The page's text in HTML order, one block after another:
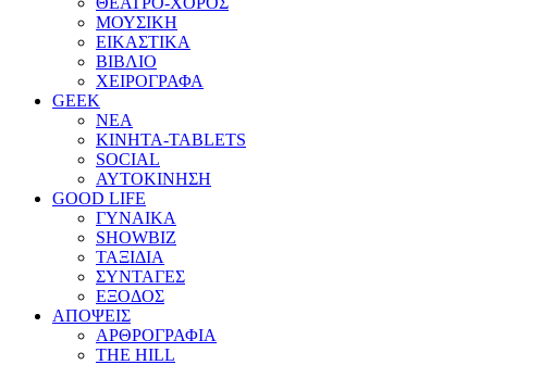
ΜΟΥΣΙΚΗ
ΕΙΚΑΣΤΙΚΑ
ΒΙΒΛΙΟ
ΧΕΙΡΟΓΡΑΦΑ
GEEK
ΝΕΑ
ΚΙΝΗΤΑ-TABLETS
SOCIAL
ΑΥΤΟΚΙΝΗΣΗ
GOOD LIFE
ΓΥΝΑΙΚΑ
SHOWBIZ
ΤΑΞΙΔΙΑ
ΣΥΝΤΑΓΕΣ
ΕΞΟΔΟΣ
ΑΠΟΨΕΙΣ
ΑΡΘΡΟΓΡΑΦΙΑ
THE HILL